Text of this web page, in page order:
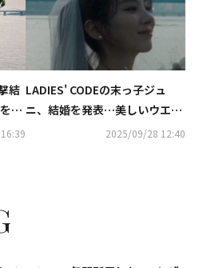
結
否
LADIES' CODEの末っ子ジュ
ニ、結婚を発表…美しいウエデ
ィングドレス姿も公開2025/09/28 12:40